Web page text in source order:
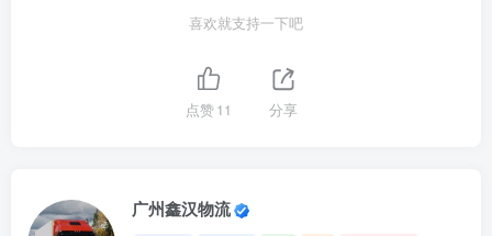
喜欢就支持一下吧
点赞11 分享
广州鑫汉物流